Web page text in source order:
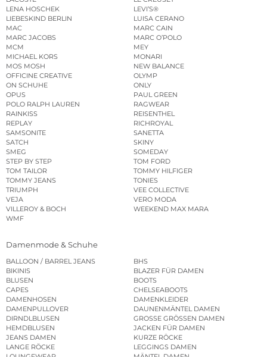
LENA HOSCHEK
LEVI’S®
LIEBESKIND BERLIN
LUISA CERANO
MAC
MARC CAIN
MARC JACOBS
MARC O’POLO
MCM
MEY
MICHAEL KORS
MONARI
MOS MOSH
NEW BALANCE
OFFICINE CREATIVE
OLYMP
ON SCHUHE
ONLY
OPUS
PAUL GREEN
POLO RALPH LAUREN
RAGWEAR
RAINKISS
REISENTHEL
REPLAY
RICHROYAL
SAMSONITE
SANETTA
SATCH
SKINY
SMEG
SOMEDAY
STEP BY STEP
TOM FORD
TOM TAILOR
TOMMY HILFIGER
TOMMY JEANS
TONIES
TRIUMPH
VEE COLLECTIVE
VEJA
VERO MODA
VILLEROY & BOCH
WEEKEND MAX MARA
WMF
Damenmode & Schuhe
BALLOON / BARREL JEANS
BHS
BIKINIS
BLAZER FÜR DAMEN
BLUSEN
BOOTS
CAPES
CHELSEABOOTS
DAMENHOSEN
DAMENKLEIDER
DAMENPULLOVER
DAUNENMÄNTEL DAMEN
DIRNDLBLUSEN
GROSSE GRÖSSEN DAMEN
HEMDBLUSEN
JACKEN FÜR DAMEN
JEANS DAMEN
KURZE RÖCKE
LANGE RÖCKE
LEGGINGS DAMEN